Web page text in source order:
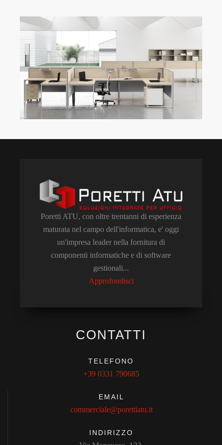
Poretti ATU, con oltre trentanni di esperienza
maturata nel campo dell'informatica, e' oggi
un'impresa leader nella fornitura di
componenti informatiche e di software
gestionali...
Approfondisci
CONTATTI
TELEFONO
+39 0331 790685
EMAIL
commerciale@porettiatu.it
INDIRIZZO